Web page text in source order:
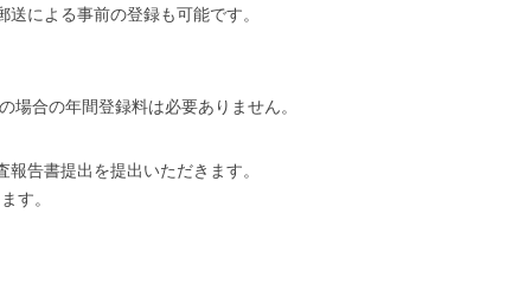
による事前の登録も可能です。
合の年間登録料は必要ありません。
告書提出を提出いただきます。
す。